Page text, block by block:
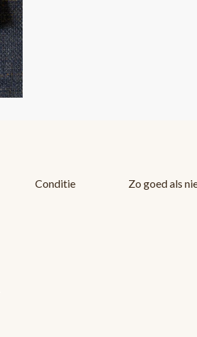
Conditie
Zo goed als